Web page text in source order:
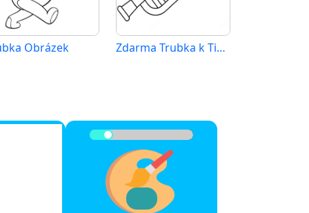
Obrázek Zdarma Trubka k Tisku pro Děti